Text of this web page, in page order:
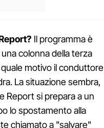
Il programma è
colonna della terza
motivo il conduttore
La situazione sembra,
Report si prepara a un
lo spostamento alla
chiamato a "salvare"